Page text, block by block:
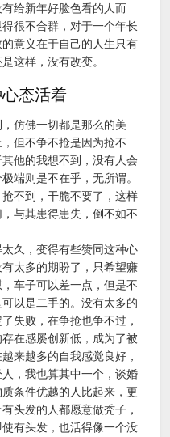
给新年好脸色看的人而
很不合群，对于一个年长
意义在于自己的人生只有
这样，没有改变。
态活着
仿佛一切都是那么的美
但不争不抢是因为抢不
他的我想不到，没有人会
端则是不在乎，无所谓。
不到，干脆不要了，这样
与其患得患失，倒不如不
久，变得有些赞同这种心
太多的期盼了，只希望赚
车子可以差一点，但是不
以是二手的。没有太多的
失败，在争抢也争不过，
在感屡创新低，成为了被
来越多的自我感觉良好，
，我也算其中一个，谈婚
条件优越的人比起来，更
头发的人都愿意做秃子，
有头发，也活得像一个没